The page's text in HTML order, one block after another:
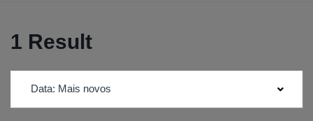
1 Result
Data: Mais novos